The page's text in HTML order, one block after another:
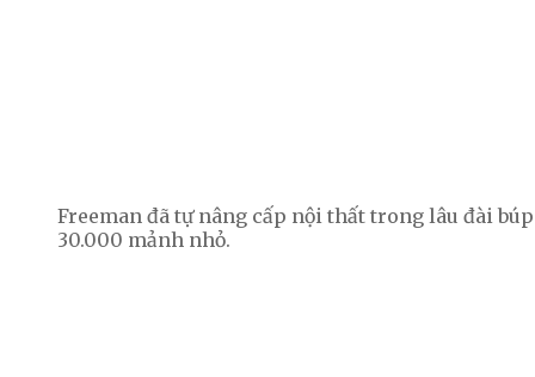
Freeman đã tự nâng cấp nội thất trong lâu đài
30.000 mảnh nhỏ.